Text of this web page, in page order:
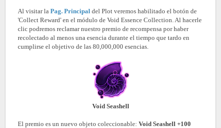
Al visitar la Pag. Principal del Plot veremos habilitado el botón de
'Collect Reward' en el módulo de Void Essence Collection. Al hacerle
clic podremos reclamar nuestro premio de recompensa por haber
recolectado al menos una esencia durante el tiempo que tardo en
cumplirse el objetivo de las 80,000,000 esencias.
Void Seashell
El premio es un nuevo objeto coleccionable: Void Seashell +100